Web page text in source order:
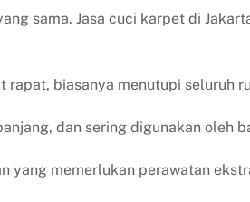
sama. Jasa cuci karpet di
rapat, biasanya menutupi seluruh
dan sering digunakan oleh
yang memerlukan perawatan